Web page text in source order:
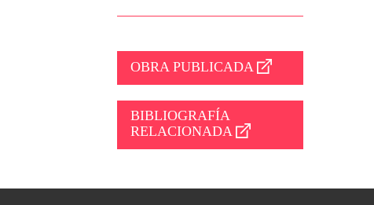
OBRA PUBLICADA
BIBLIOGRAFÍA
RELACIONADA